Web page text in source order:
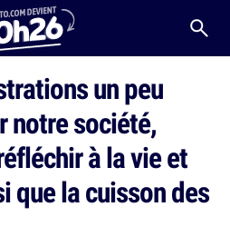
un peu
notre société,
à la vie et
que la cuisson des